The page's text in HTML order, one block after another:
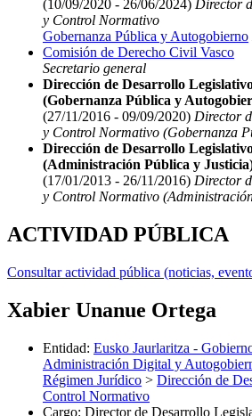
(10/09/2020 - 26/06/2024) Director
y Control Normativo
Gobernanza Pública y Autogobierno
Comisión de Derecho Civil Vasco
Secretario general
Dirección de Desarrollo
(Gobernanza Pública y
(27/11/2016 - 09/09/2020) Director
y Control Normativo (Gobernanza
Dirección de Desarrollo
(Administración Pública y
(17/01/2013 - 26/11/2016) Director
y Control Normativo
ACTIVIDAD PÚBLICA
Consultar actividad pública (noticias,
Xabier Unanue Ortega
Entidad: Eusko Jaurlaritza -
Administración Digital y
Régimen Jurídico > Dirección de
Control Normativo
Cargo: Director de Desarrollo